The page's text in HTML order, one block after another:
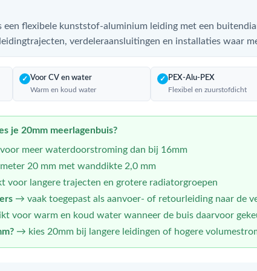
een flexibele kunststof-aluminium leiding met een
verdeleraansluitingen en installaties waar
✓ Voor CV en water
Warm en koud water
✓ PEX-Alu-PEX
Flexibel en zuurstofdicht
je 20mm meerlagenbuis?
meer waterdoorstroming dan bij 16mm
20 mm met wanddikte 2,0 mm
voor langere trajecten en grotere radiatorgroepen
→ vaak toegepast als aanvoer- of retourleiding naar de
voor warm en koud water wanneer de buis daarvoor
→ kies 20mm bij langere leidingen of hogere